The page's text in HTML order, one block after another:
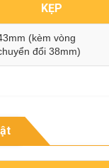
KẸP
(kèm vòng
đổi 38mm)